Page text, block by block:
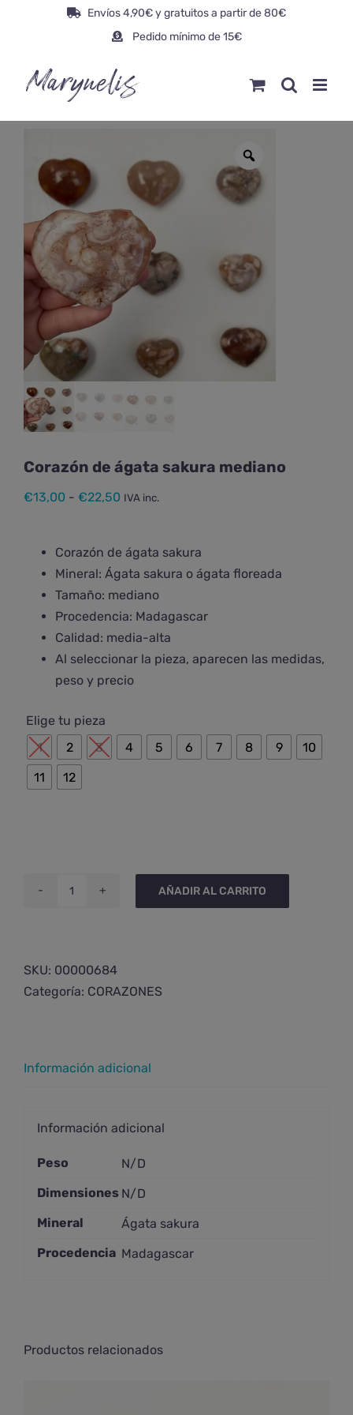
Envíos 4,90€ y gratuitos a partir de 80€
Pedido mínimo de 15€
Corazón de ágata sakura mediano
€13,00 - €22,50 Rango
desde
€13,00
hasta
€22,50
IVA inc.
Corazón de ágata sakura
Mineral: Ágata sakura o ágata floreada
Tamaño: mediano
Procedencia: Madagascar
Calidad: media-alta
Al seleccionar la pieza, aparecen las medidas,
peso y precio
Elige tu pieza
1 2 3 4 5 6 7 8 9
10
11
12
sakura
mediano
AÑADIR AL CARRITO
SKU: 00000684
Categoría: CORAZONES
Información adicional
Información adicional
Peso
N/D
Dimensiones N/D
Mineral
Ágata sakura
Procedencia Madagascar
Productos relacionados